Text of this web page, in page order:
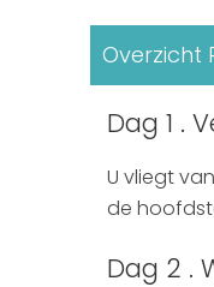
Zambia
Kenia
Overzicht
Dag 1 .
U vliegt
de
Dag 2 .